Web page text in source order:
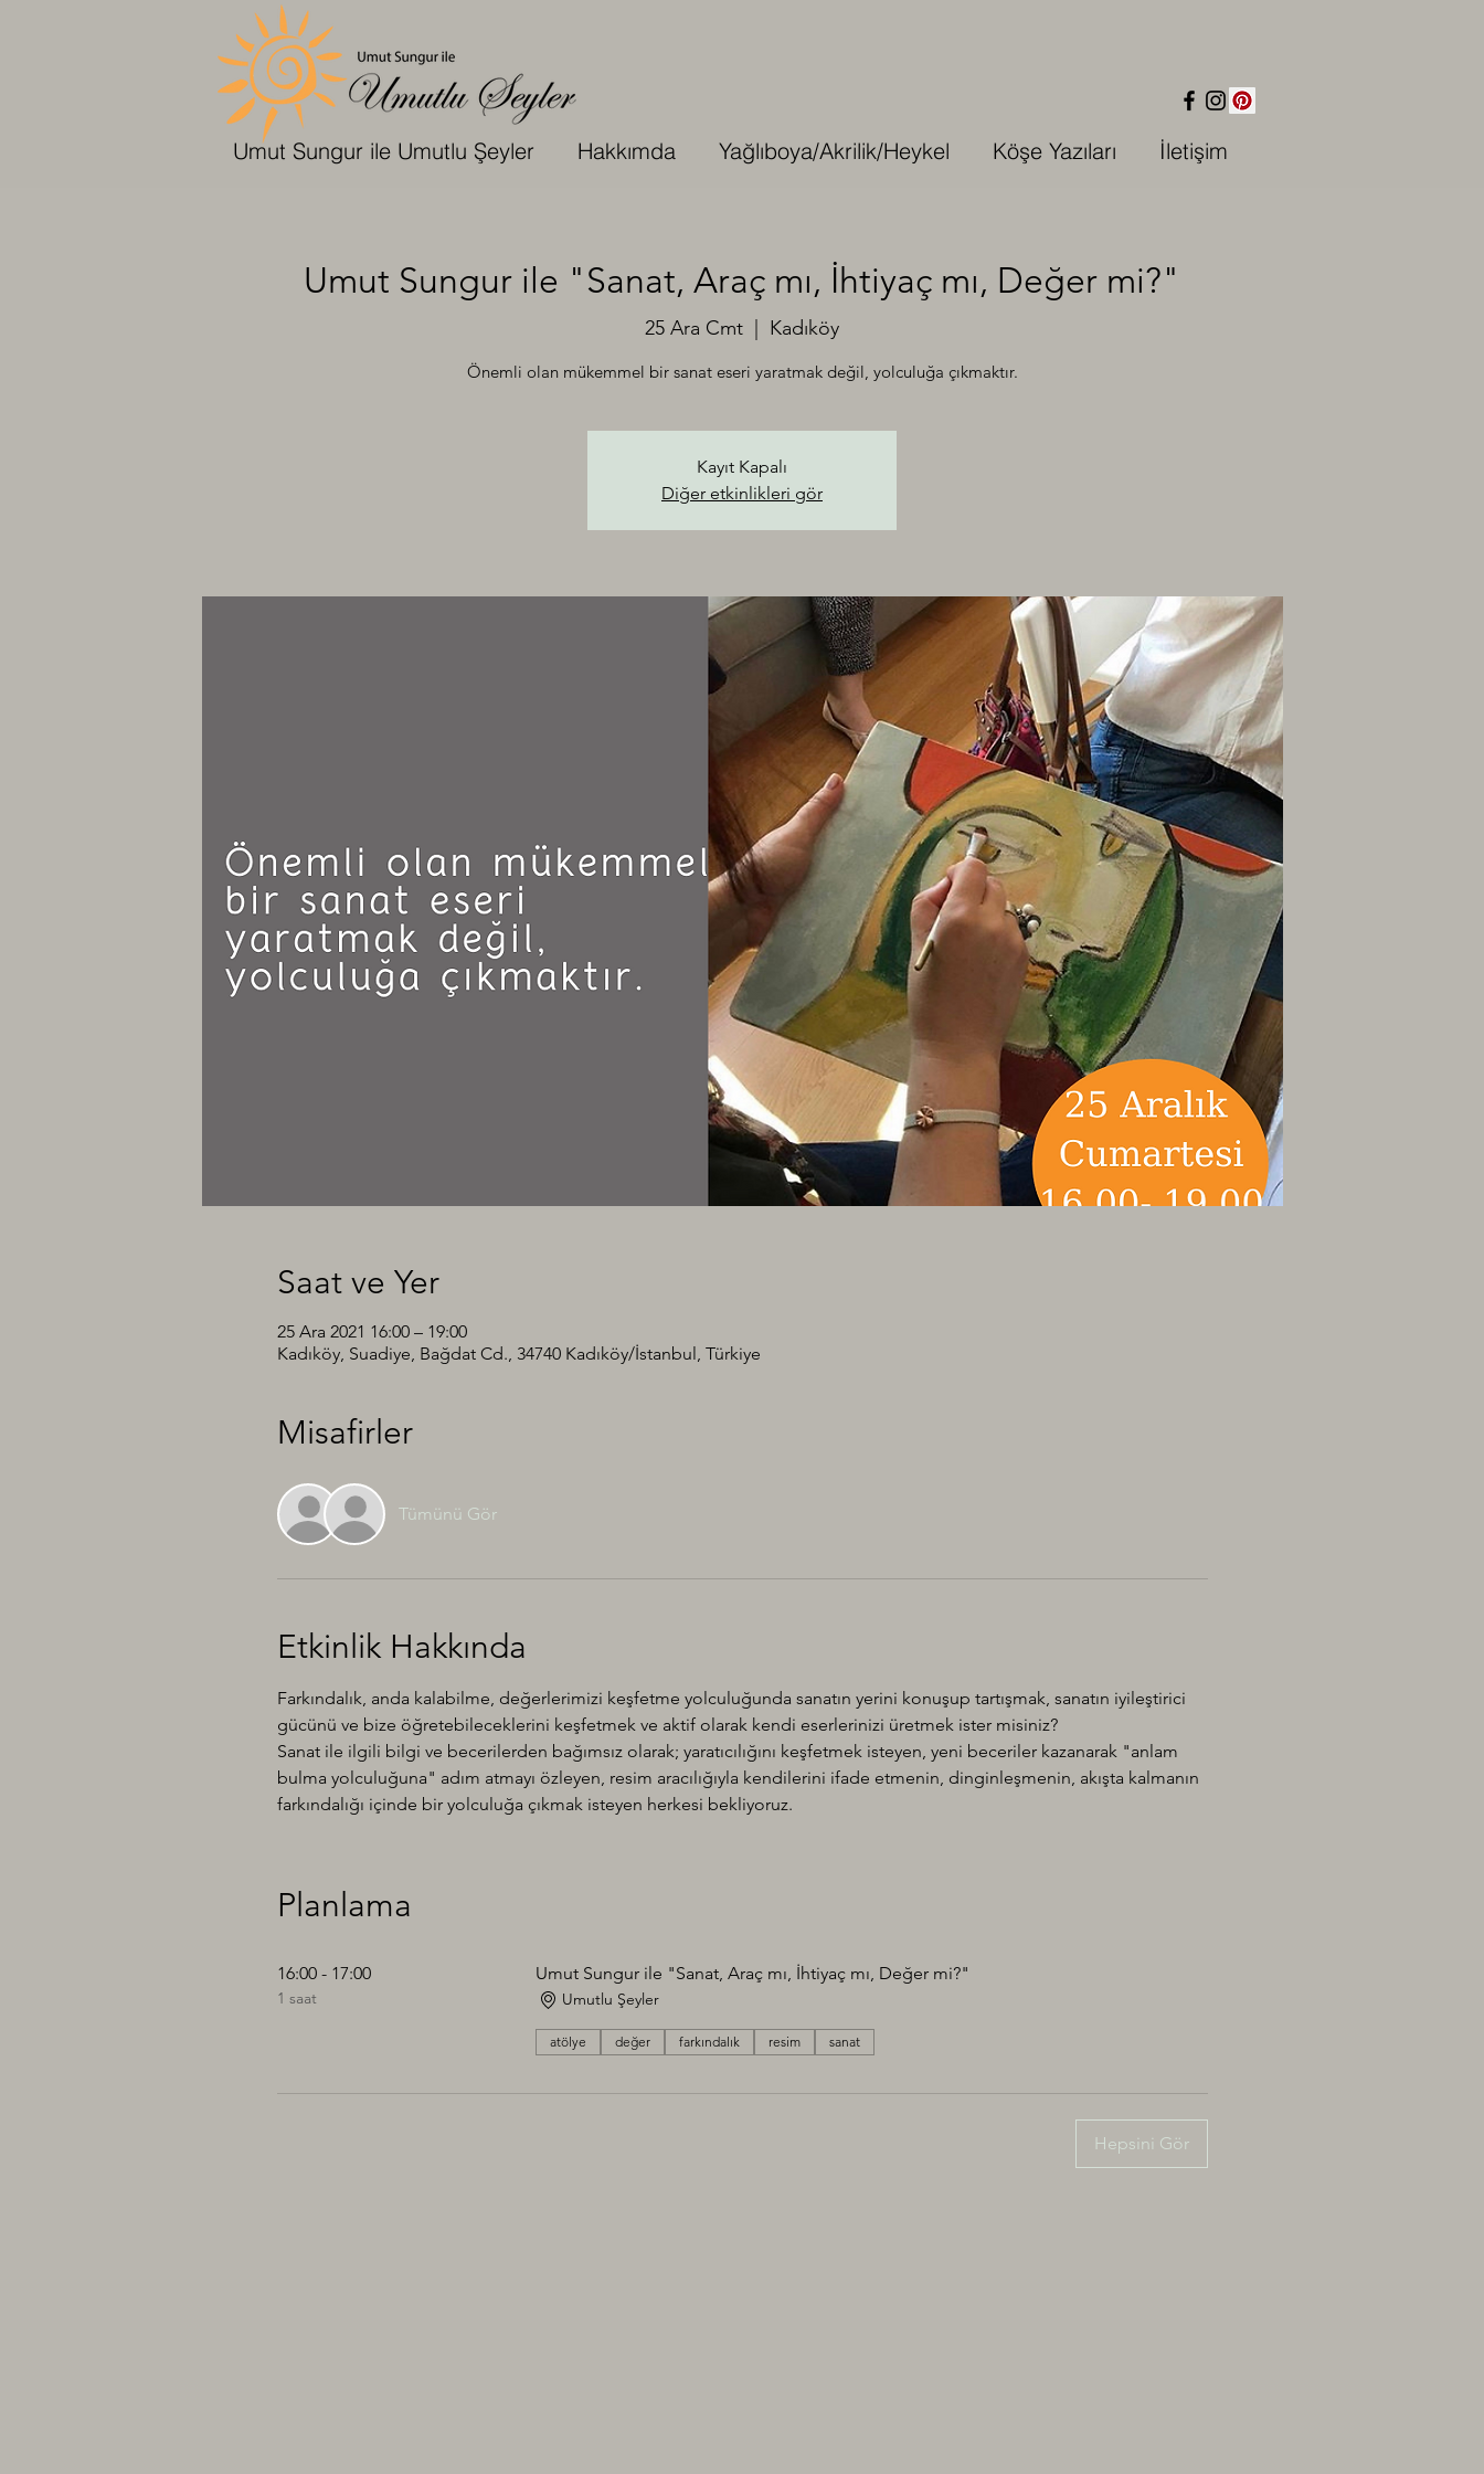
Umut Sungur ile Umutlu Şeyler Hakkımda Yağlıboya/Akrilik/Heykel Köşe Yazıları İletişim
Umut Sungur ile "Sanat, Araç mı, İhtiyaç mı, Değer mi?"
25 Ara Cmt Kadıköy
Önemli olan mükemmel bir sanat eseri yaratmak değil, yolculuğa çıkmaktır.
Kayıt Kapalı
Diğer etkinlikleri gör
Saat ve Yer
25 Ara 2021 16:00 – 19:00
Kadıköy, Suadiye, Bağdat Cd., 34740 Kadıköy/İstanbul, Türkiye
Misafirler
Tümünü Gör
Etkinlik Hakkında
Farkındalık, anda kalabilme, değerlerimizi keşfetme yolculuğunda sanatın yerini konuşup tartışmak, sanatın iyileştirici
gücünü ve bize öğretebileceklerini keşfetmek ve aktif olarak kendi eserlerinizi üretmek ister misiniz?
Sanat ile ilgili bilgi ve becerilerden bağımsız olarak; yaratıcılığını keşfetmek isteyen, yeni beceriler kazanarak "anlam
bulma yolculuğuna" adım atmayı özleyen, resim aracılığıyla kendilerini ifade etmenin, dinginleşmenin, akışta kalmanın
farkındalığı içinde bir yolculuğa çıkmak isteyen herkesi bekliyoruz.
Planlama
16:00 - 17:00
1 saat
Umut Sungur ile "Sanat, Araç mı, İhtiyaç mı, Değer mi?"
Umutlu Şeyler
atölye değer farkındalık resim sanat
Hepsini Gör